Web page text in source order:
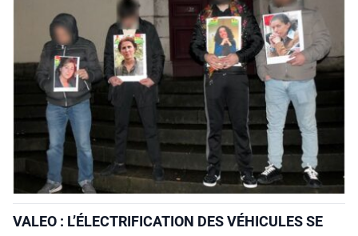
VALEO : L’ÉLECTRIFICATION DES VÉHICULES SE